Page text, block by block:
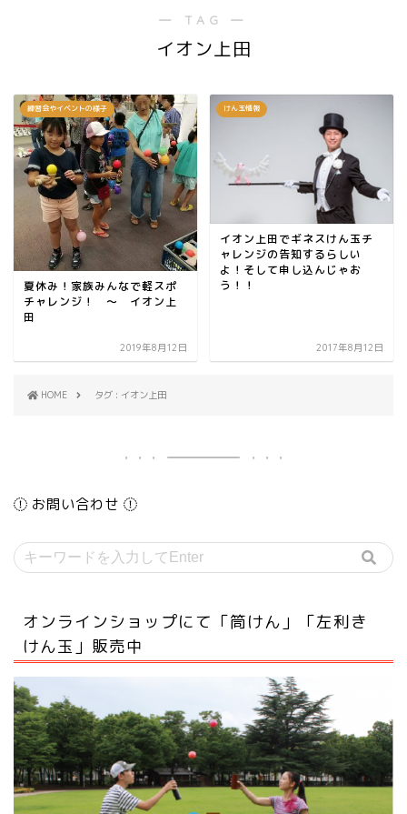
― TAG ―
イオン上田
練習会やイベントの様子
夏休み！家族みんなで軽スポ
チャレンジ！ ～ イオン上
田
2019年8月12日
けん玉情報
イオン上田でギネスけん玉チ
ャレンジの告知するらしい
よ！そして申し込んじゃお
う！！
2017年8月12日
HOME タグ : イオン上田
お問い合わせ
オンラインショップにて「筒けん」「左利き
けん玉」販売中